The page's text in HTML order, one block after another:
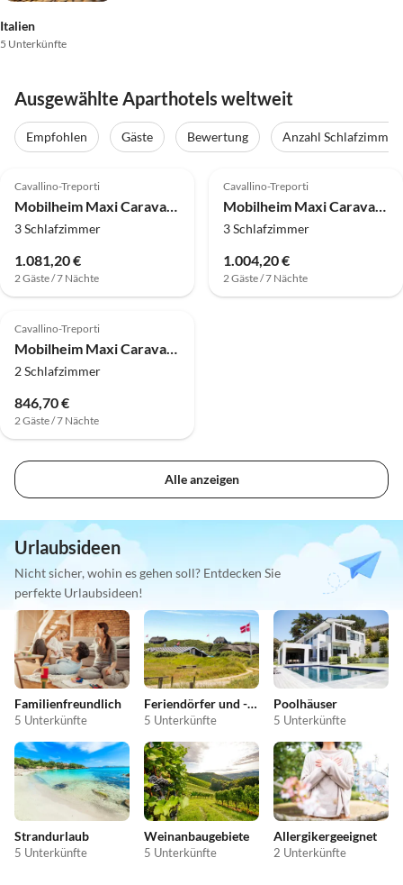
Italien
5 Unterkünfte
Ausgewählte Aparthotels weltweit
Empfohlen Gäste Bewertung Anzahl Schlafzimmer
Cavallino-Treporti
3 Schlafzimmer
1.081,20 €
2 Gäste / 7 Nächte
Cavallino-Treporti
3 Schlafzimmer
1.004,20 €
2 Gäste / 7 Nächte
Cavallino-Treporti
2 Schlafzimmer
846,70 €
2 Gäste / 7 Nächte
Alle anzeigen
Urlaubsideen
Nicht sicher, wohin es gehen soll? Entdecken Sie
perfekte Urlaubsideen!
Familienfreundlich
5 Unterkünfte
Feriendörfer und -anlagen
5 Unterkünfte
Poolhäuser
5 Unterkünfte
Strandurlaub
5 Unterkünfte
Weinanbaugebiete
5 Unterkünfte
Allergikergeeignet
2 Unterkünfte